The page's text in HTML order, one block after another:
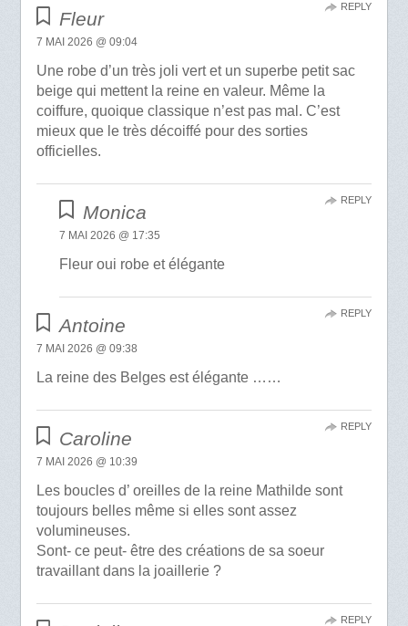
Fleur
7 MAI 2026 @ 09:04
Une robe d’un très joli vert et un superbe petit sac
beige qui mettent la reine en valeur. Même la
coiffure, quoique classique n’est pas mal. C’est
mieux que le très décoiffé pour des sorties
officielles.
REPLY
Monica
7 MAI 2026 @ 17:35
Fleur oui robe et élégante
REPLY
Antoine
7 MAI 2026 @ 09:38
La reine des Belges est élégante ……
REPLY
Caroline
7 MAI 2026 @ 10:39
Les boucles d’ oreilles de la reine Mathilde sont
toujours belles même si elles sont assez
volumineuses.
Sont- ce peut- être des créations de sa soeur
travaillant dans la joaillerie ?
REPLY
REPLY